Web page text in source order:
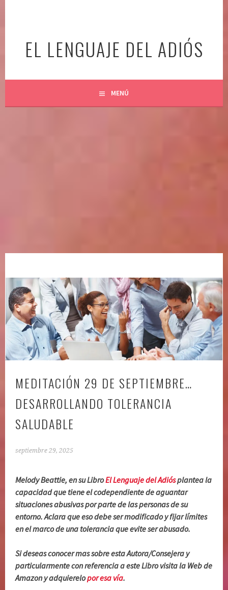
EL LENGUAJE DEL ADIÓS
MENÚ
MEDITACIÓN 29 DE SEPTIEMBRE…
DESARROLLANDO TOLERANCIA
SALUDABLE
septiembre 29, 2025
Melody Beattie, en su LibroEl Lenguaje del Adiósplantea la
capacidad que tiene el codependiente de aguantar
situaciones abusivas por parte de las personas de su
entorno. Aclara que eso debe ser modificado y fijar límites
en el marco de una tolerancia que evite ser abusado.
Si deseas conocer mas sobre esta Autora/Consejera y
particularmente con referencia a este Libro visita la Web de
Amazon y adquierelopor esa vía.